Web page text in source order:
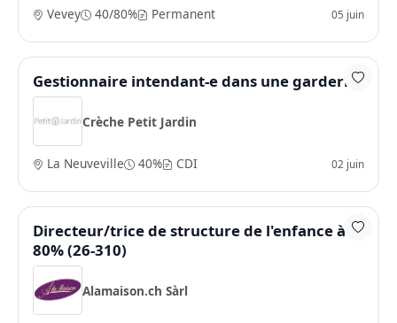
Vevey 40/80% Permanent 05 juin
Gestionnaire intendant-e dans une garderie
Crèche Petit Jardin
La Neuveville 40% CDI 02 juin
Directeur/trice de structure de l'enfance à
80% (26-310)
Alamaison.ch Sàrl